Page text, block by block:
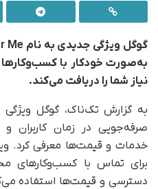
به‌صورت خودکار با
نیاز شما را دریافت می‌کند.
صرفه‌جویی در زمان کاربران
خدمات و قیمت‌ها معرفی کرد.
برای تماس با کسب‌وکارهای
دسترسی و قیمت‌ها استفاده